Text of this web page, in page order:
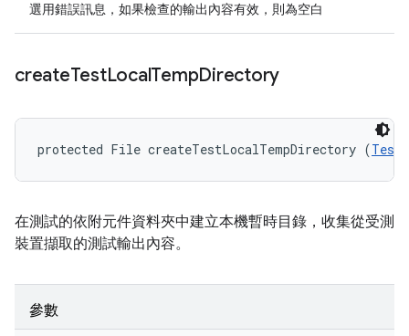
選用錯誤訊息，如果檢查的輸出內容有效，則為空白
createTestLocalTempDirectory
protected File createTestLocalTempDirectory (
在測試的依附元件資料夾中建立本機暫時目錄，收集從受測
裝置擷取的測試輸出內容。
參數